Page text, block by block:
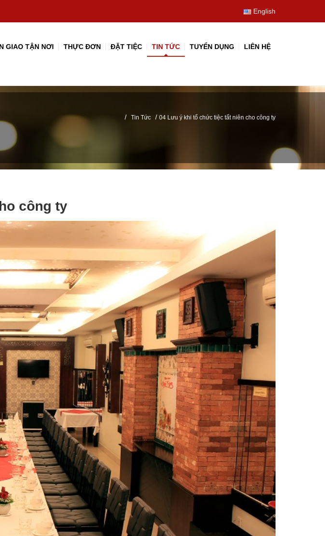
English
GIAO TẬN NƠI THỰC ĐƠN ĐẶT TIỆC TIN TỨC TUYỂN DỤNG LIÊN HỆ
/ Tin Tức / 04 Lưu ý khi tổ chức tiệc tất niên cho công ty
công ty